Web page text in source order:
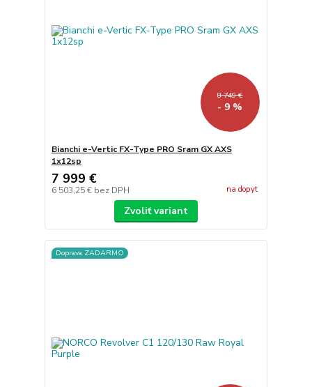
8 749 €
- 9 %
Bianchi e-Vertic FX-Type PRO Sram GX AXS
1x12sp
7 999 €
6 503,25 € bez DPH na dopyt
Zvoliť variant
Doprava ZADARMO